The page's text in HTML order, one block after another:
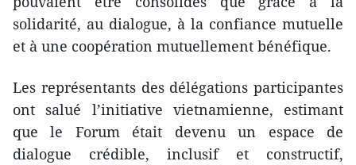
solidarité, au dialogue, à la confiance mutuelle
et à une coopération mutuellement bénéfique.
Les représentants des délégations participantes
ont salué l’initiative vietnamienne, estimant
que le Forum était devenu un espace de
dialogue crédible, inclusif et constructif,